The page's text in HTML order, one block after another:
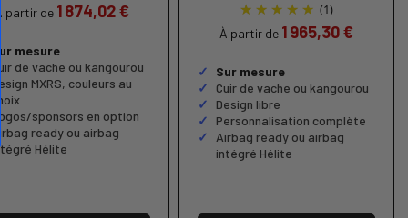
À partir de 1 874,02 €
mesure
de vache ou kangourou
MXRS, couleurs au
sponsors en option
ready ou airbag
Hélite
(1)
À partir de 1 965,30 €
Sur mesure
Cuir de vache ou kangourou
Design libre
Personnalisation complète
Airbag ready ou airbag
intégré Hélite